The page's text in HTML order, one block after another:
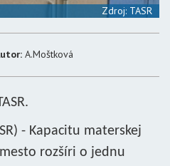
Zdroj: TASR
A.Moštková
- Kapacitu materskej
rozšíri o jednu